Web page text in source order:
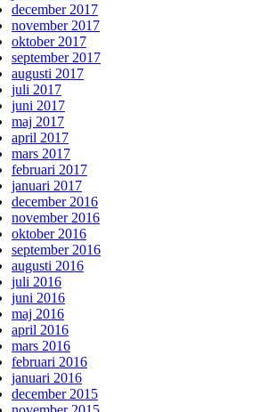
december 2017
november 2017
oktober 2017
september 2017
augusti 2017
juli 2017
juni 2017
maj 2017
april 2017
mars 2017
februari 2017
januari 2017
december 2016
november 2016
oktober 2016
september 2016
augusti 2016
juli 2016
juni 2016
maj 2016
april 2016
mars 2016
februari 2016
januari 2016
december 2015